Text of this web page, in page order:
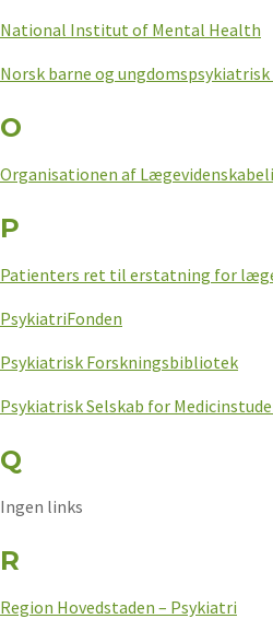
National Institut of Mental Health
Norsk barne og
O
Organisationen af
P
Patienters ret til erstatning for
PsykiatriFonden
Psykiatrisk Forskningsbibliotek
Psykiatrisk Selskab for
Q
Ingen links
R
Region Hovedstaden – Psykiatri